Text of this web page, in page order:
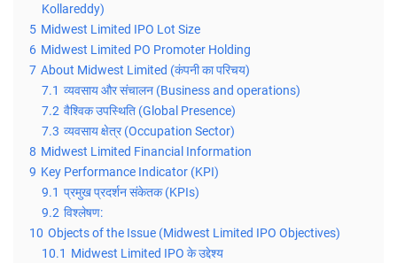
Kollareddy)
5 Midwest Limited IPO Lot Size
6 Midwest Limited PO Promoter Holding
7 About Midwest Limited (कंपनी का परिचय)
7.1 व्यवसाय और संचालन (Business and operations)
7.2 वैश्विक उपस्थिति (Global Presence)
7.3 व्यवसाय क्षेत्र (Occupation Sector)
8 Midwest Limited Financial Information
9 Key Performance Indicator (KPI)
9.1 प्रमुख प्रदर्शन संकेतक (KPIs)
9.2 विश्लेषण:
10 Objects of the Issue (Midwest Limited IPO Objectives)
10.1 Midwest Limited IPO के उद्देश्य